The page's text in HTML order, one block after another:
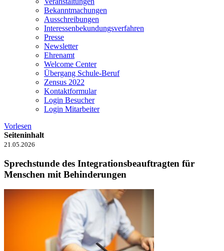
Bekanntmachungen
Ausschreibungen
Interessen­bekundungsverfahren
Presse
Newsletter
Ehrenamt
Welcome Center
Übergang Schule-Beruf
Zensus 2022
Kontaktformular
Login Besucher
Login Mitarbeiter
Vorlesen
Seiteninhalt
21.05.2026
Sprechstunde des Integrationsbeauftragten für
Menschen mit Behinderungen